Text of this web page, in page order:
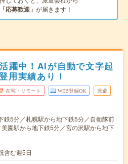
「応募歓迎」 が届きます！
躍中！AIが自動で文字起
用実績あり！
在宅・リモート WEB登録OK 派遣
鉄5分／札幌駅から地下鉄5分／自衛隊前
園駅から地下鉄5分／宮の沢駅から地下
含む週5日